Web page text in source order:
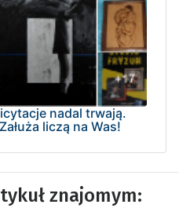
nadal trwają.
liczą na Was!
znajomym: